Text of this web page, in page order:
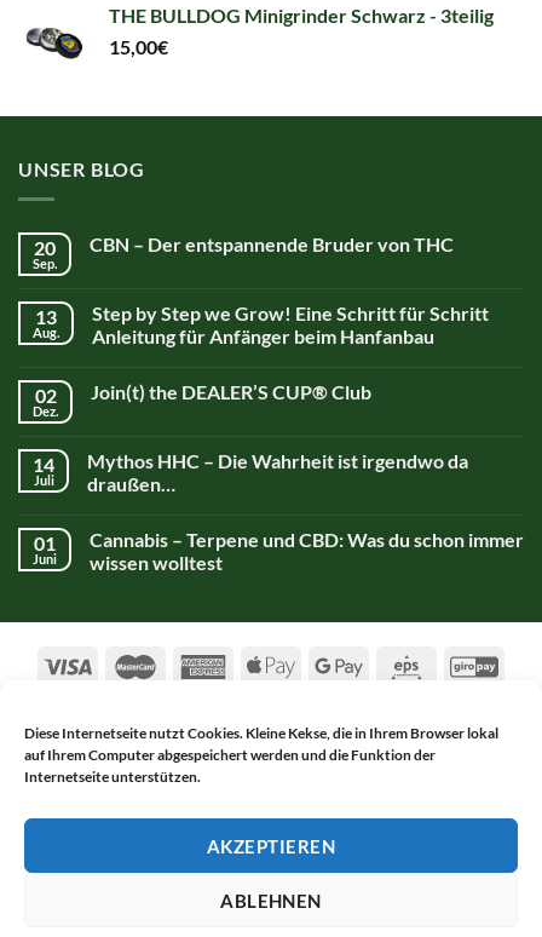
Diese Internetseite nutzt Cookies. Kleine Kekse, die in Ihrem Browser lokal
auf Ihrem Computer abgespeichert werden und die Funktion der
Internetseite unterstützen.
AKZEPTIEREN
ABLEHNEN
THE BULLDOG Minigrinder Schwarz - 3teilig
15,00€
UNSER BLOG
20
Sep.
CBN – Der entspannende Bruder von THC
13
Aug.
Step by Step we Grow! Eine Schritt für Schritt
Anleitung für Anfänger beim Hanfanbau
02
Dez.
Join(t) the DEALER’S CUP® Club
14
Juli
Mythos HHC – Die Wahrheit ist irgendwo da
draußen…
01
Juni
Cannabis – Terpene und CBD: Was du schon immer
wissen wolltest
AGB
DATENSCHUTZERKLÄRUNG